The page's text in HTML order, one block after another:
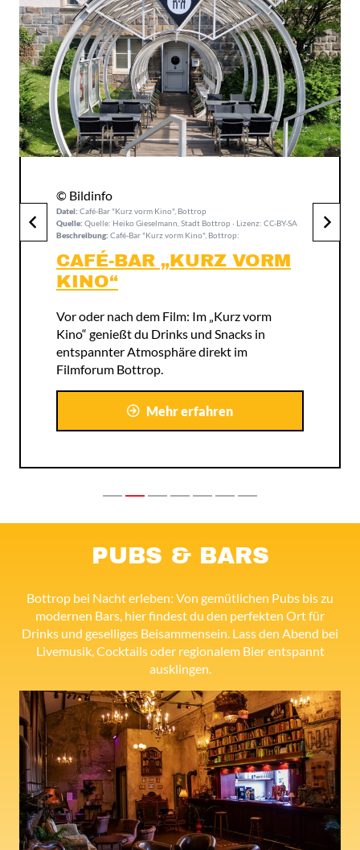
© Bildinfo
Datei: Stockfoto Eisdiele
Quelle: Quelle: Image by Heiko from Pixabay · Lizenz: CC-BY-SA
Beschreibung: Stockfoto Eisdiele:
EISCAFÉ DE MARCO
Eiscafé de Marco – Genieße bestes,
handgemachtes Eis in familiärer
Atmosphäre.
Mehr erfahren
PUBS & BARS
Bottrop bei Nacht erleben: Von gemütlichen Pubs bis zu
modernen Bars, hier findest du den perfekten Ort für
Drinks und geselliges Beisammensein. Lass den Abend bei
Livemusik, Cocktails oder regionalem Bier entspannt
ausklingen.